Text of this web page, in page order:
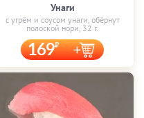
Унаги
с угрём и соусом унаги, обёрнут
полоской нори, 32 г.
169